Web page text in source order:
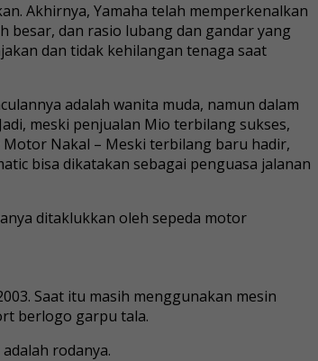
Akhirnya, Yamaha telah memperkenalkan
besar, dan rasio lubang dan gandar yang
dan tidak kehilangan tenaga saat
adalah wanita muda, namun dalam
meski penjualan Mio terbilang sukses,
Nakal – Meski terbilang baru hadir,
bisa dikatakan sebagai penguasa jalanan
ditaklukkan oleh sepeda motor
Saat itu masih menggunakan mesin
berlogo garpu tala.
rodanya.